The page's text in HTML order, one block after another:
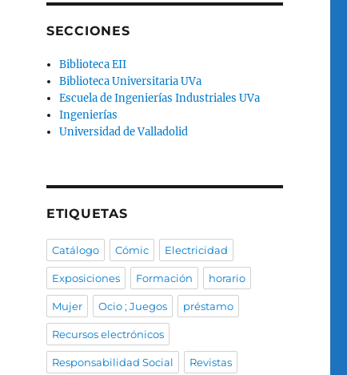
SECCIONES
Biblioteca EII
Biblioteca Universitaria UVa
Escuela de Ingenierías Industriales UVa
Ingenierías
Universidad de Valladolid
ETIQUETAS
Catálogo Cómic Electricidad
Exposiciones Formación horario
Mujer Ocio ; Juegos préstamo
Recursos electrónicos
Responsabilidad Social Revistas